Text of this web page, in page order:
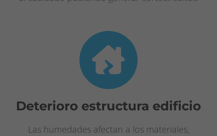
Deterioro estructura edificio
Las humedades afectan a los materiales,